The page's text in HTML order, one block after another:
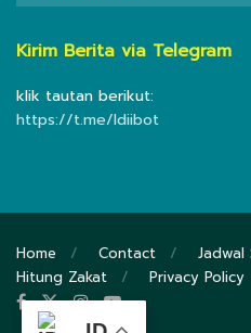
Kirim Berita via Telegram
klik tautan berikut:
https://t.me/ldiibot
Home Contact
Jadwal
Hitung Zakat
Privacy Policy